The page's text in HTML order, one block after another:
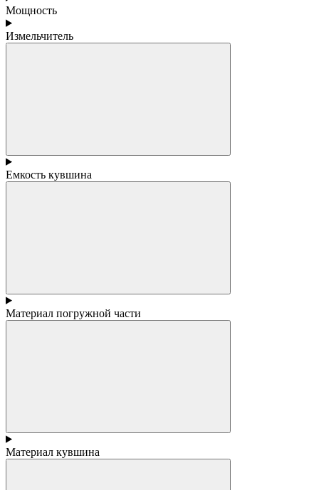
Мощность
Измельчитель
Емкость кувшина
Материал погружной части
Материал кувшина